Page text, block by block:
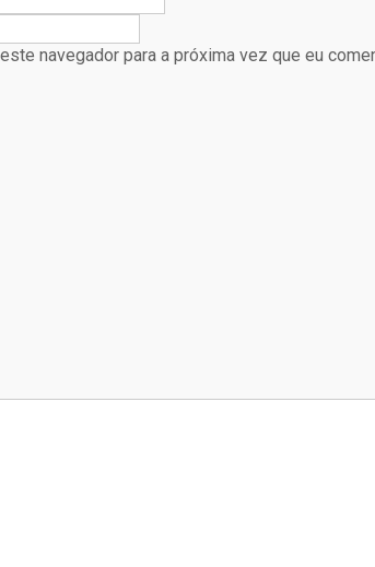
navegador para a próxima vez que eu